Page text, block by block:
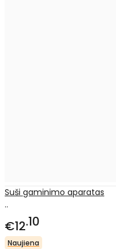
Suši gaminimo aparatas
..
€12 10
Naujiena